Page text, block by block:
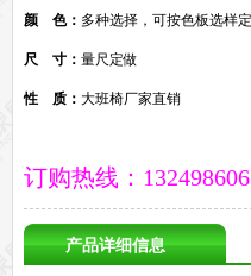
联系北琛深圳办公家具厂
关于北
颜 色： 多种选择，可按色板选样
尺 寸： 量尺定做
性 质： 大班椅厂家直销
订购热线：
产品详细信息